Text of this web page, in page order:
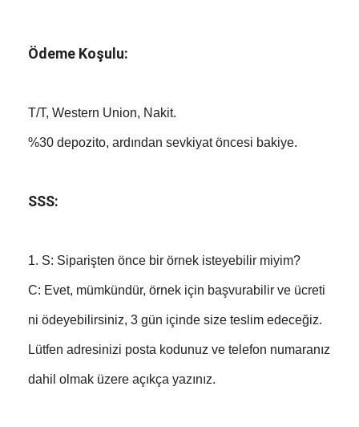
Ödeme Koşulu:
T/T, Western Union, Nakit.
%30 depozito, ardından sevkiyat öncesi bakiye.
SSS:
1. S: Siparişten önce bir örnek isteyebilir miyim?
C: Evet, mümkündür, örnek için başvurabilir ve ücreti
ni ödeyebilirsiniz, 3 gün içinde size teslim edeceğiz.
Lütfen adresinizi posta kodunuz ve telefon numaranız
dahil olmak üzere açıkça yazınız.